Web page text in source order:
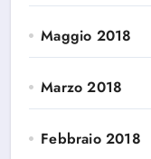
Maggio 2018
Marzo 2018
Febbraio 2018